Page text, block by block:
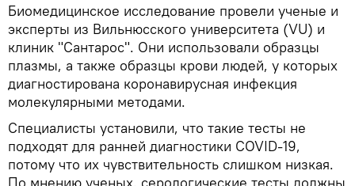
Биомедицинское исследование провели ученые и
эксперты из Вильнюсского университета (VU) и
клиник "Сантарос". Они использовали образцы
плазмы, а также образцы крови людей, у которых
диагностирована коронавирусная инфекция
молекулярными методами.
Специалисты установили, что такие тесты не
подходят для ранней диагностики COVID-19,
потому что их чувствительность слишком низкая.
По мнению ученых, серологические тесты должны